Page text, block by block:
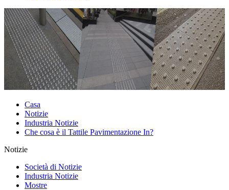
Casa
Notizie
Industria Notizie
Che cosa è il Tattile Pavimentazione In?
Notizie
Società di Notizie
Industria Notizie
Mostre